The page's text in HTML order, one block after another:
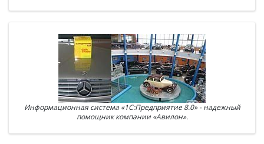
Информационная система «1С:Предприятие 8.0» - надежный
помощник компании «Авилон».